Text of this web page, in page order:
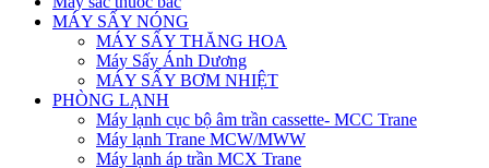
MÁY SẤY NÓNG
MÁY SẤY THĂNG HOA
Máy Sấy Ánh Dương
MÁY SẤY BƠM NHIỆT
PHÒNG LẠNH
Máy lạnh cục bộ âm trần cassette- MCC Trane
Máy lạnh Trane MCW/MWW
Máy lạnh áp trần MCX Trane